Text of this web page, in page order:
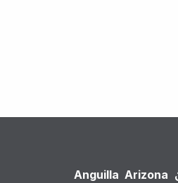
Anguilla Arizona